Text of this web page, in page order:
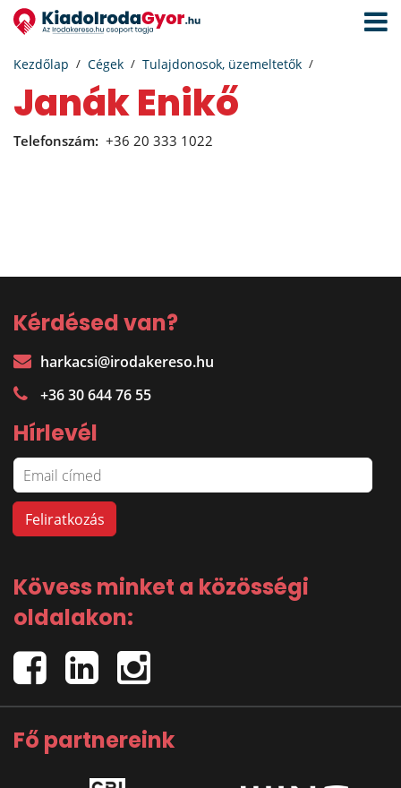
Kezdőlap Cégek Tulajdonosok, üzemeltetők
Janák Enikő
Telefonszám: +36 20 333 1022
Kérdésed van?
harkacsi@irodakereso.hu
+36 30 644 76 55
Hírlevél
Kövess minket a közösségi
oldalakon:
Fő partnereink